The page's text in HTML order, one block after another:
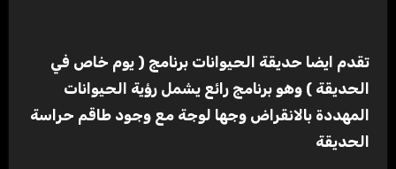
تقدم ايضا حديقة الحيوانات برنامج ( يوم خاص في
الحديقة ) وهو برنامج رائع يشمل رؤية الحيوانات
المهددة بالانقراض وجها لوجة مع وجود طاقم حراسة
الحديقة